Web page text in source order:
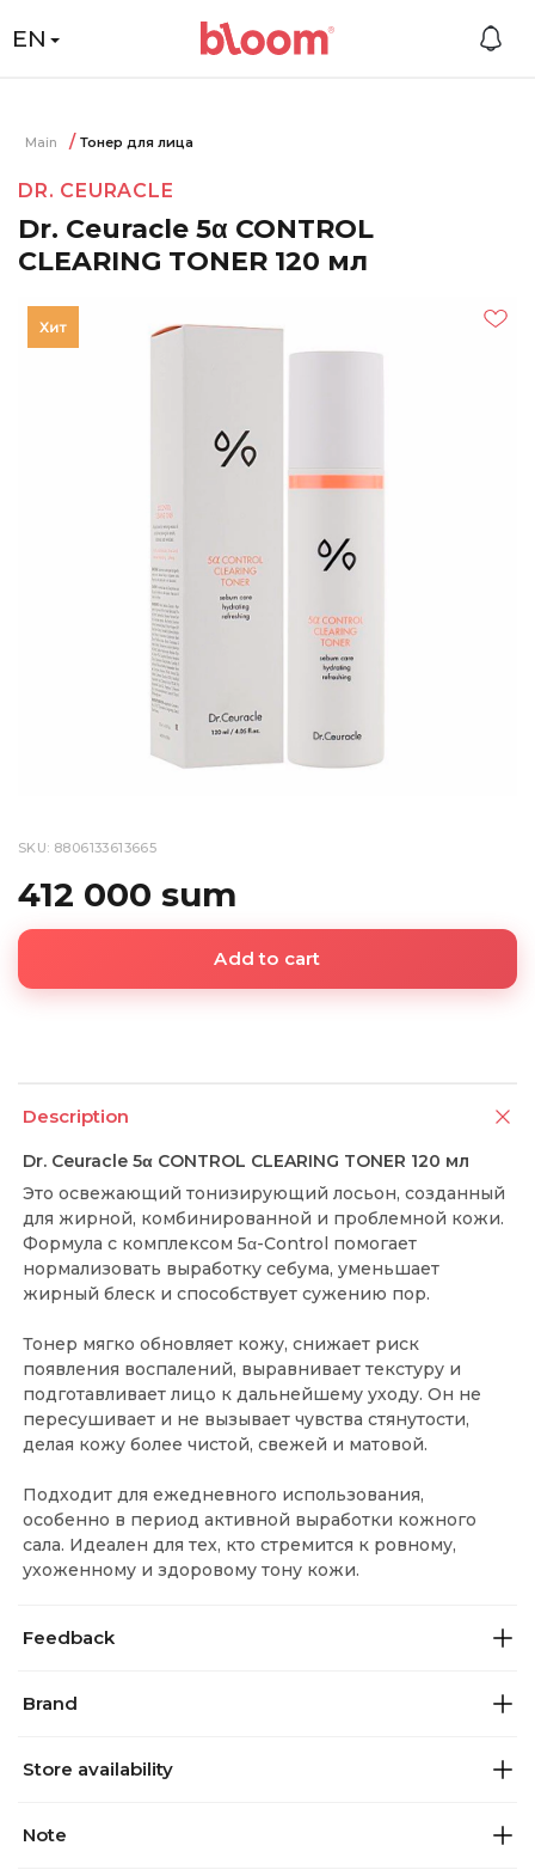
EN
Main Тонер для лица
DR. CEURACLE
Dr. Ceuracle 5α CONTROL
CLEARING TONER 120 мл
SKU: 8806133613665
412 000 sum
Add to cart
Description
Dr. Ceuracle 5α CONTROL CLEARING TONER 120 мл
Это освежающий тонизирующий лосьон, созданный
для жирной, комбинированной и проблемной кожи.
Формула с комплексом 5α-Control помогает
нормализовать выработку себума, уменьшает
жирный блеск и способствует сужению пор.
Тонер мягко обновляет кожу, снижает риск
появления воспалений, выравнивает текстуру и
подготавливает лицо к дальнейшему уходу. Он не
пересушивает и не вызывает чувства стянутости,
делая кожу более чистой, свежей и матовой.
Подходит для ежедневного использования,
особенно в период активной выработки кожного
сала. Идеален для тех, кто стремится к ровному,
ухоженному и здоровому тону кожи.
Feedback
Brand
Store availability
Note